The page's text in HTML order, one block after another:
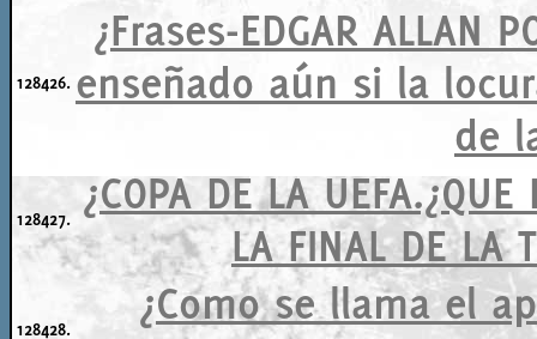
128426.
¿Frases-EDGAR ALLAN
enseñado aún si la
de
128427. ¿COPA DE LA UEFA.¿QUE
LA FINAL DE LA
128428.
¿Como se llama el